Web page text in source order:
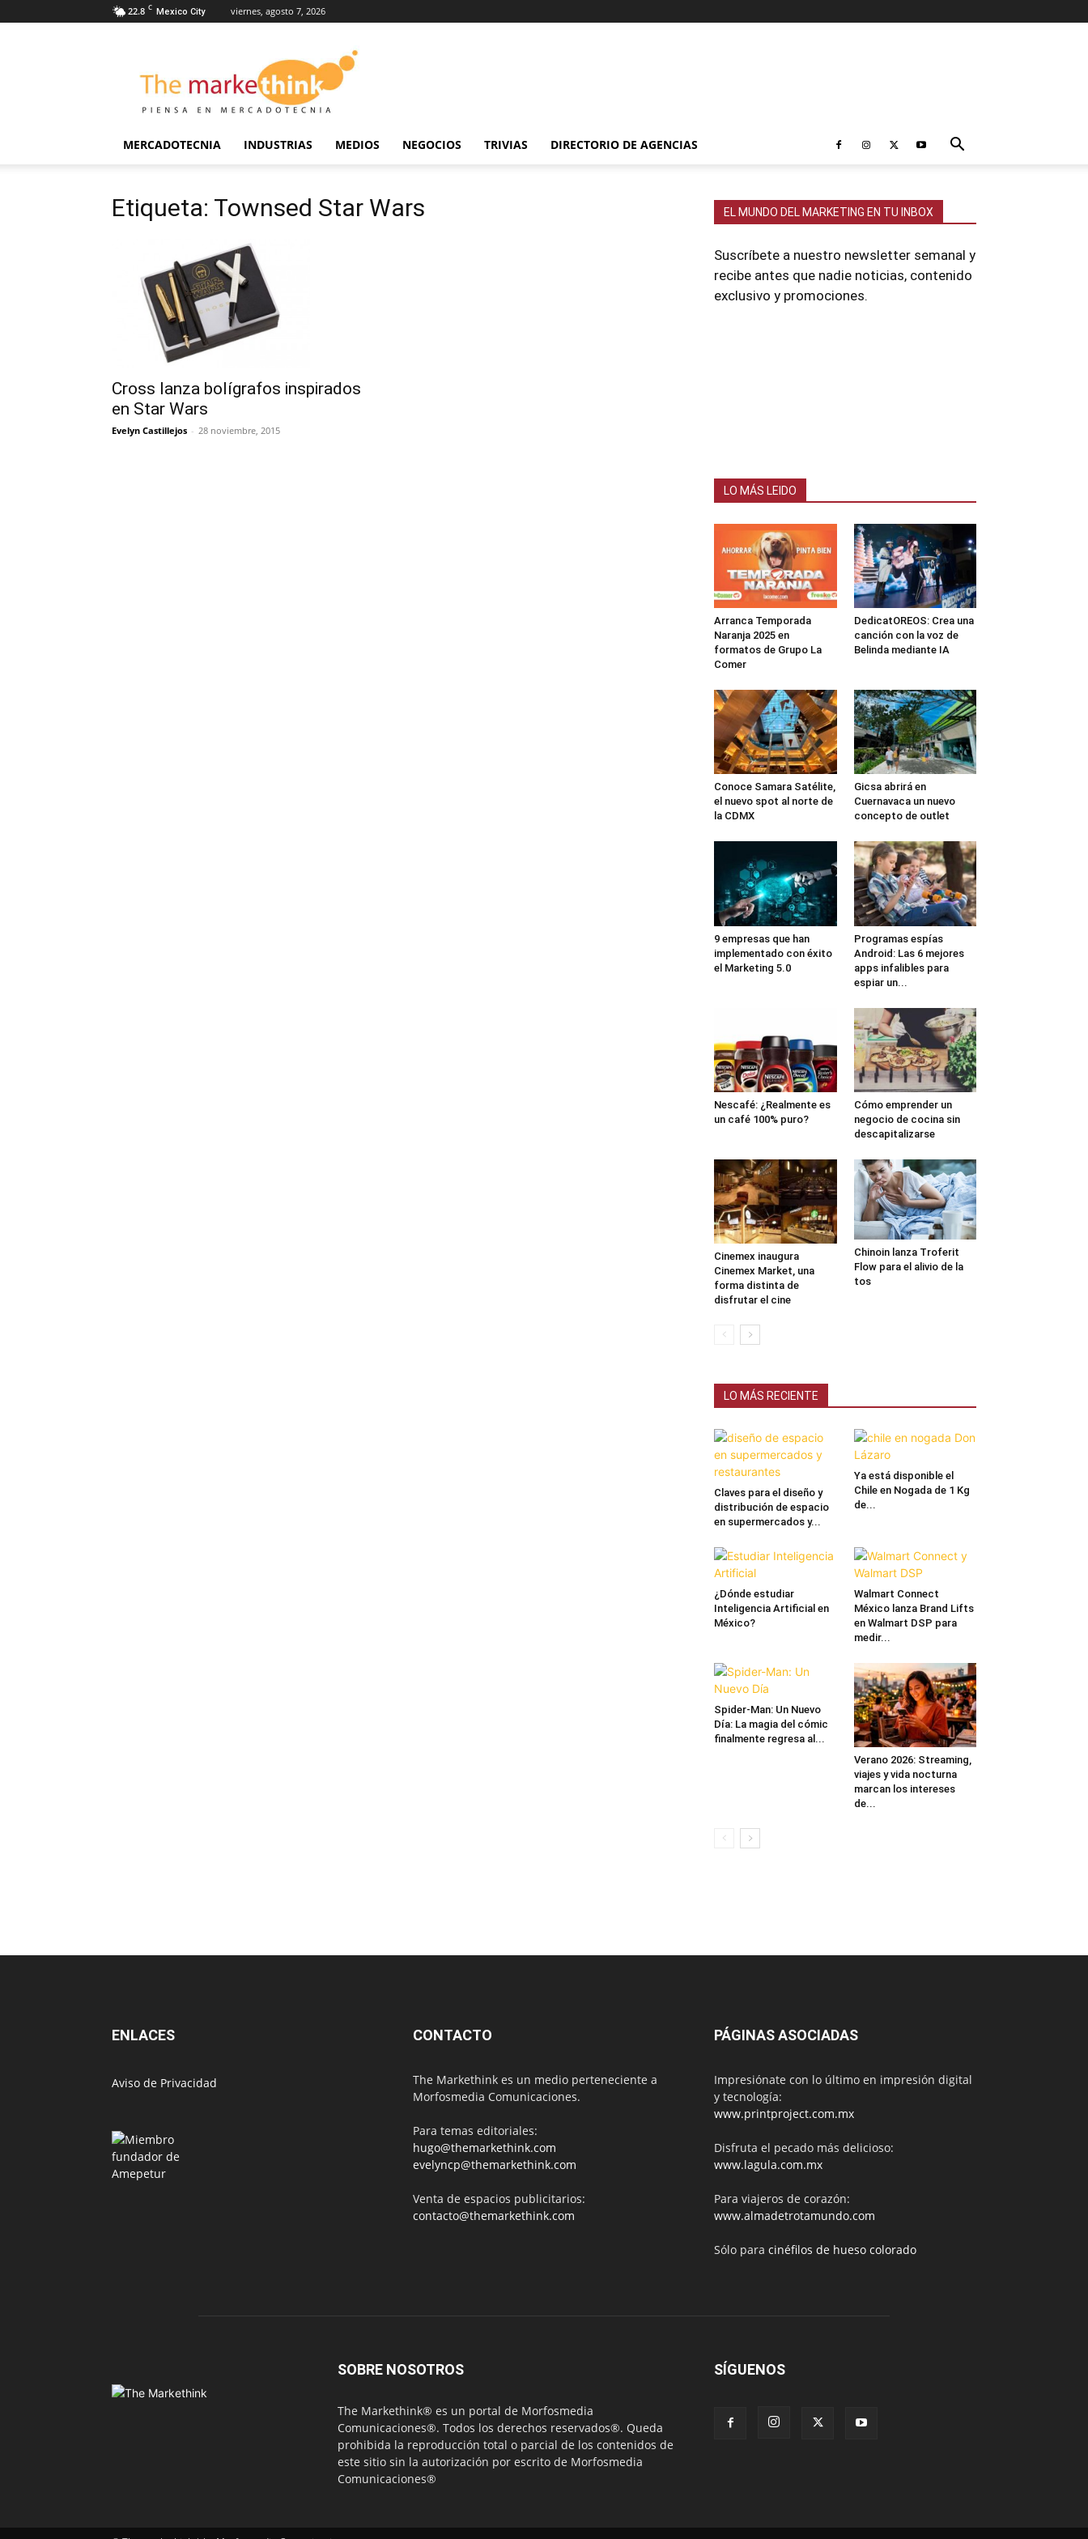
22.8 C Mexico City viernes, agosto 7, 2026
Markethink
MERCADOTECNIA INDUSTRIAS MEDIOS NEGOCIOS TRIVIAS DIRECTORIO DE AGENCIAS
Etiqueta: Townsed Star Wars
Cross lanza bolígrafos inspirados
en Star Wars
Evelyn Castillejos - 28 noviembre, 2015
EL MUNDO DEL MARKETING EN TU INBOX
Suscríbete a nuestro newsletter semanal y
recibe antes que nadie noticias, contenido
exclusivo y promociones.
LO MÁS LEIDO
Arranca Temporada
Naranja 2025 en
formatos de Grupo La
Comer
DedicatOREOS: Crea una
canción con la voz de
Belinda mediante IA
Conoce Samara Satélite,
el nuevo spot al norte de
la CDMX
Gicsa abrirá en
Cuernavaca un nuevo
concepto de outlet
9 empresas que han
implementado con éxito
el Marketing 5.0
Programas espías
Android: Las 6 mejores
apps infalibles para
espiar un...
Nescafé: ¿Realmente es
un café 100% puro?
Cómo emprender un
negocio de cocina sin
descapitalizarse
Cinemex inaugura
Cinemex Market, una
forma distinta de
disfrutar el cine
Chinoin lanza Troferit
Flow para el alivio de la
tos
LO MÁS RECIENTE
Claves para el diseño y
distribución de espacio
en supermercados y...
Ya está disponible el
Chile en Nogada de 1 Kg
de...
¿Dónde estudiar
Inteligencia Artificial en
México?
Walmart Connect
México lanza Brand Lifts
en Walmart DSP para
medir...
Spider-Man: Un Nuevo
Día: La magia del cómic
finalmente regresa al...
Verano 2026: Streaming,
viajes y vida nocturna
marcan los intereses
de...
ENLACES
Aviso de Privacidad
CONTACTO
The Markethink es un medio perteneciente a
Morfosmedia Comunicaciones.
Para temas editoriales:
hugo@themarkethink.com
evelyncp@themarkethink.com
Venta de espacios publicitarios:
contacto@themarkethink.com
PÁGINAS ASOCIADAS
Impresiónate con lo último en impresión digital
y tecnología:
www.printproject.com.mx
Disfruta el pecado más delicioso:
www.lagula.com.mx
Para viajeros de corazón:
www.almadetrotamundo.com
Sólo para cinéfilos de hueso colorado
SOBRE NOSOTROS
The Markethink® es un portal de Morfosmedia
Comunicaciones®. Todos los derechos reservados®. Queda
prohibida la reproducción total o parcial de los contenidos de
este sitio sin la autorización por escrito de Morfosmedia
Comunicaciones®
SÍGUENOS